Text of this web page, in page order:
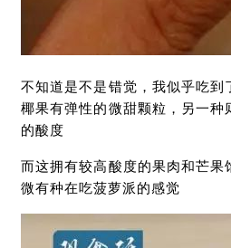
不知道是不是错觉，我似乎吃到
椰果有弹性的微甜颗粒，另一种
的酸度
而这拥有较高酸度的果肉和芒果
微有种在吃菠萝派的感觉